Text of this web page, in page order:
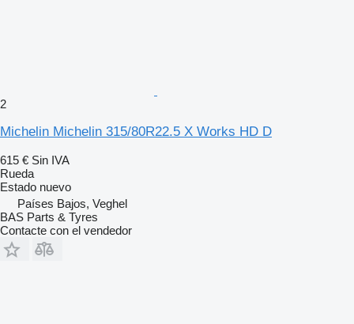
2
Michelin Michelin 315/80R22.5 X Works HD D
615 € Sin IVA
Rueda
Estado nuevo
Países Bajos, Veghel
BAS Parts & Tyres
Contacte con el vendedor